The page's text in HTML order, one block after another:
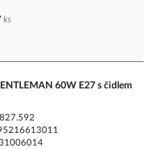
ks
60W E27 s čidlem